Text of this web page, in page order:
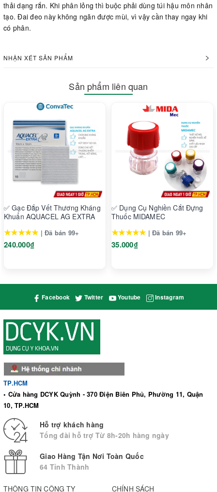
thải dạng rắn. Khi phân lỏng thì buộc phải dùng túi hậu môn nhân
tạo. Đai đeo này không ngăn được mùi, vì vậy cần thay ngay khi
có phân.
NHẬN XÉT SẢN PHẨM
Sản phẩm liên quan
✅ Gạc Đắp Vết Thương Kháng
Khuẩn AQUACEL AG EXTRA
★★★★★ | Đã bán 99+
240.000₫
✅ Dụng Cụ Nghiền Cắt Đựng
Thuốc MIDAMEC
★★★★★ | Đã bán 99+
35.000₫
Facebook Twitter Youtube Instagram
THÔNG TIN CÔNG TY CHÍNH SÁCH
TP.HCM
• Cửa hàng DCYK Quỳnh - 370 Điện Biên Phủ, Phường 11, Quận
10, TP.HCM
Hỗ trợ khách hàng
Tổng đài hỗ trợ Từ 8h-20h hàng ngày
Giao Hàng Tận Nơi Toàn Quốc
64 Tỉnh Thành